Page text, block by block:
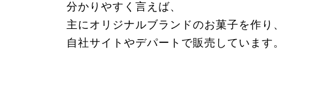
分かりやすく言えば、
主にオリジナルブランドのお菓子を作り、
自社サイトやデパートで販売しています。